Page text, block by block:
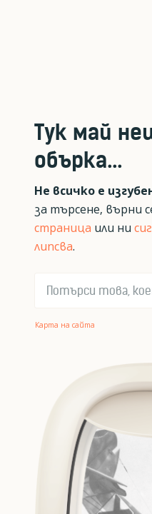
Тук май
обърка...
Не всичко е
за търсене, върни
страница или ни
липсва.
Карта на сайта